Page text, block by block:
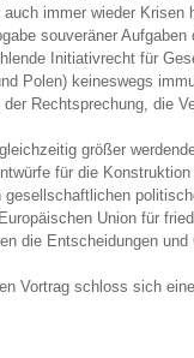
immer wieder
souveräner
Initiativrecht für
Polen) keineswegs
Rechtsprechung, die
größer
für die
Union für
die Entscheidungen
Vortrag schloss sich